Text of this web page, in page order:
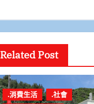
Related Post
.消費生活
.社會